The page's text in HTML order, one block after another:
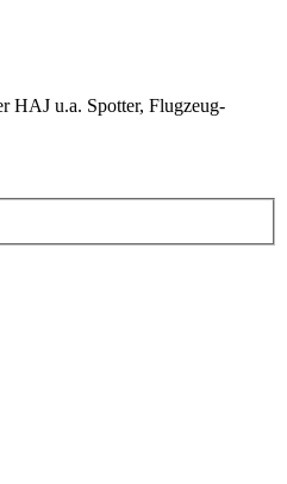
HAJ u.a. Spotter, Flugzeug-